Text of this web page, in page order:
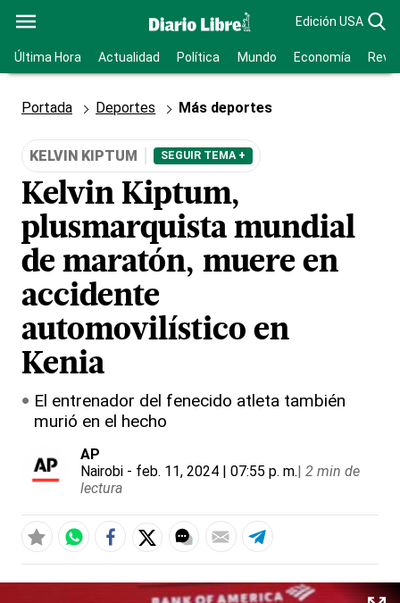
Edición USA
Última Hora Actualidad Política Mundo Economía
Portada Deportes Más deportes
KELVIN KIPTUM SEGUIR TEMA +
Kelvin Kiptum,
plusmarquista mundial
de maratón, muere en
accidente
automovilístico en
Kenia
El entrenador del fenecido atleta también
murió en el hecho
AP
Nairobi - feb. 11, 2024 | 07:55 p. m.| 2 min de
lectura